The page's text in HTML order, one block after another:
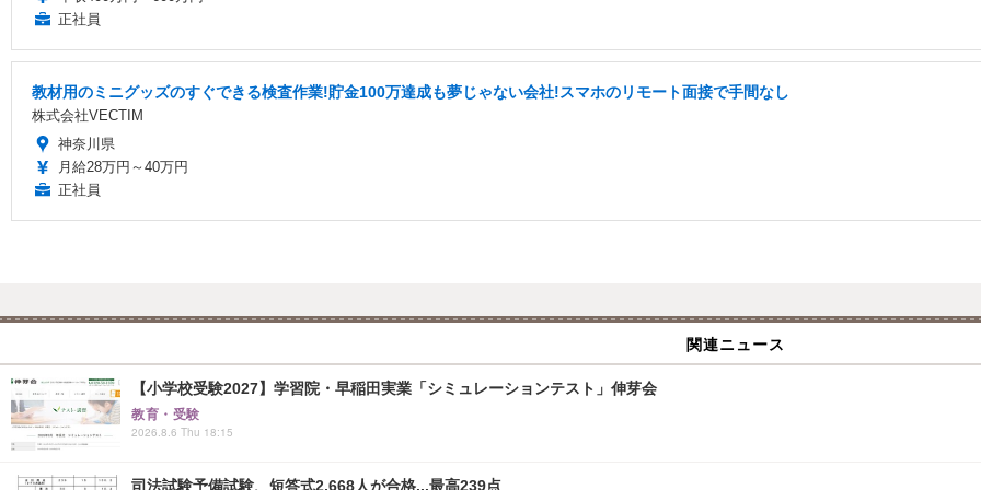
正社員
教材用のミニグッズのすぐできる検査作業!貯金100万達成も夢じゃない会社!スマホのリモート面接で手間なし
株式会社VECTIM
神奈川県
月給28万円～40万円
正社員
関連ニュース
【小学校受験2027】学習院・早稲田実業「シミュレーションテスト」伸芽会
教育・受験
2026.8.6 Thu 18:15
司法試験予備試験、短答式2,668人が合格...最高239点